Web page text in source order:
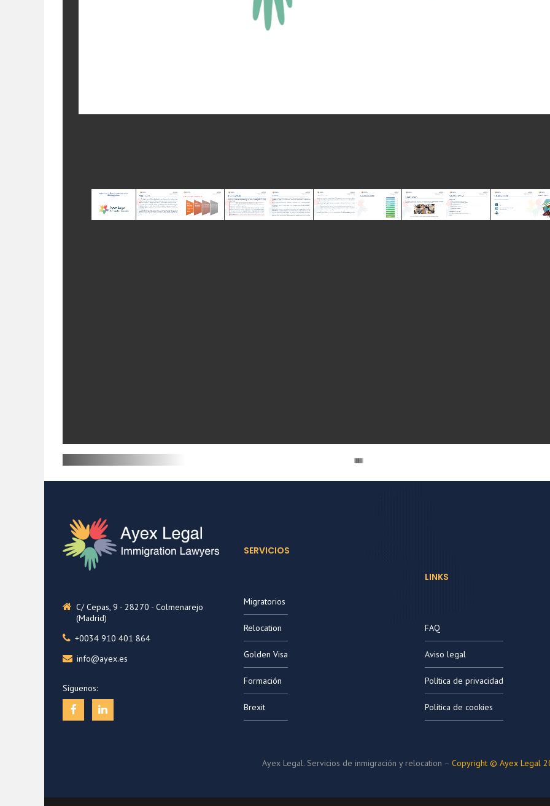
C/ Cepas, 9 - 28270 - Colmenarejo
(Madrid)
+0034 910 401 864
info@ayex.es
Síguenos:
SERVICIOS
Migratorios
Relocation
Golden Visa
Formación
Brexit
LINKS
FAQ
Aviso legal
Política de privacidad
Política de cookies
Ayex Legal. Servicios de inmigración y relocation – Copyright © Ayex Legal